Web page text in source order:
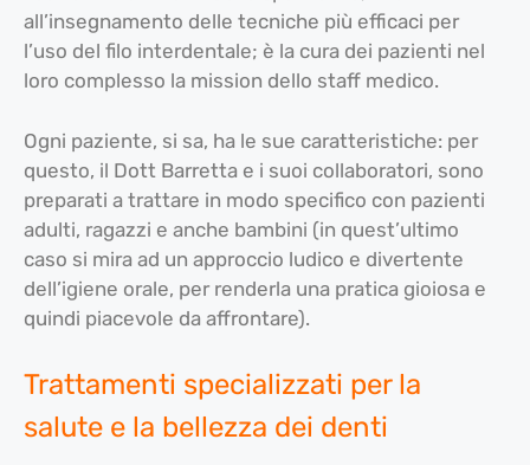
all’insegnamento delle tecniche più efficaci per
l’uso del filo interdentale; è la cura dei pazienti nel
loro complesso la mission dello staff medico.
Ogni paziente, si sa, ha le sue caratteristiche: per
questo, il Dott Barretta e i suoi collaboratori, sono
preparati a trattare in modo specifico con pazienti
adulti, ragazzi e anche bambini (in quest’ultimo
caso si mira ad un approccio ludico e divertente
dell’igiene orale, per renderla una pratica gioiosa e
quindi piacevole da affrontare).
Trattamenti specializzati per la
salute e la bellezza dei denti